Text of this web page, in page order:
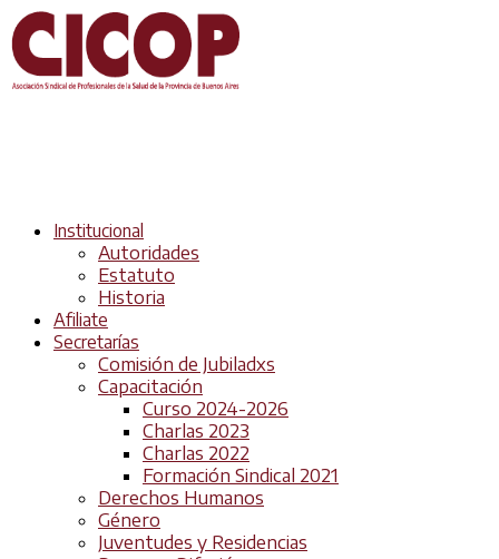
Institucional
Autoridades
Estatuto
Historia
Afiliate
Secretarías
Comisión de Jubiladxs
Capacitación
Curso 2024-2026
Charlas 2023
Charlas 2022
Formación Sindical 2021
Derechos Humanos
Género
Juventudes y Residencias